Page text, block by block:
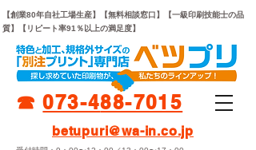
☎︎073-488-7015
【創業80年自社工場生産】【無料相談窓口】【一級印刷技能士の品
質】【リピート率91％以上の満足度】
betupuri@wa-in.co.jp